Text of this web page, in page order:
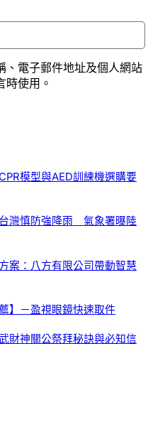
、電子郵件地址及個人網站
時使用。
模型與AED訓練機選購要
灣慎防強降雨 氣象署曝陸
案：八方有限公司帶動智慧
】－盈視眼鏡快速取件
財神關公祭拜秘訣與必知信